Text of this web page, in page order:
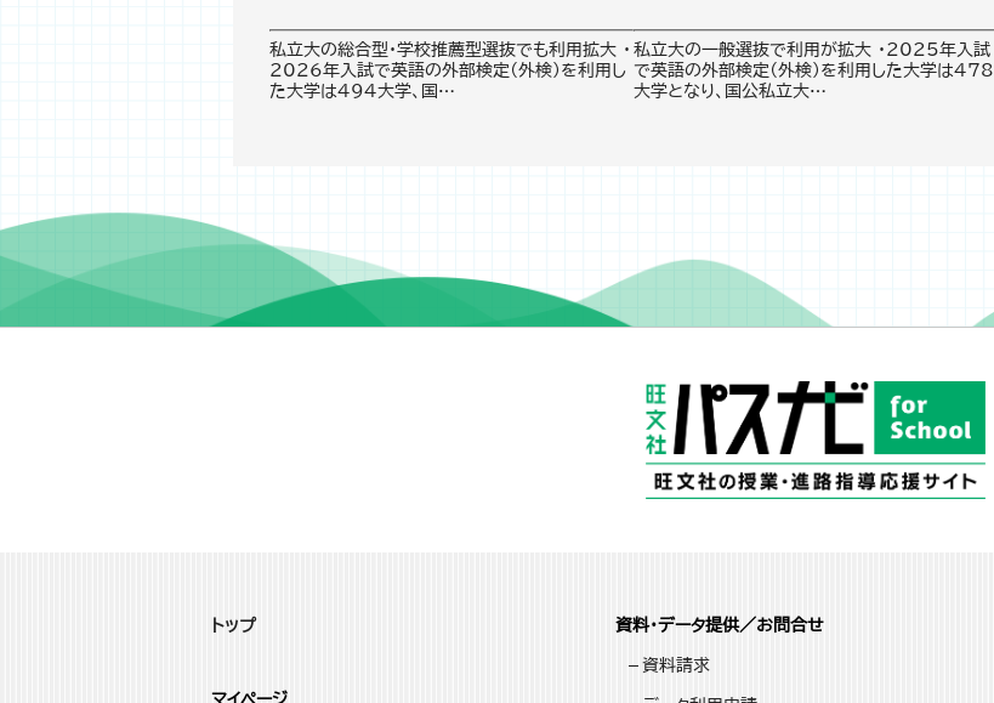
私立大の総合型・学校推薦型選抜でも利用拡大 ・
2026年入試で英語の外部検定（外検）を利用し
た大学は494大学、国…
私立大の一般選抜で利用が拡大 ・2025年入試
で英語の外部検定（外検）を利用した大学は478
大学となり、国公私立大…
トップ
マイページ
資料・データ提供／お問合せ
資料請求